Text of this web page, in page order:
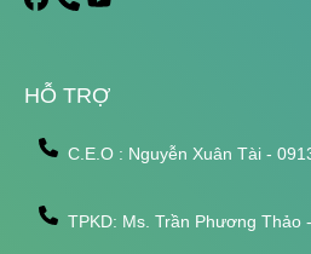
HỖ TRỢ
C.E.O : Nguyễn Xuân Tài -
TPKD: Ms. Trần Phương Thảo